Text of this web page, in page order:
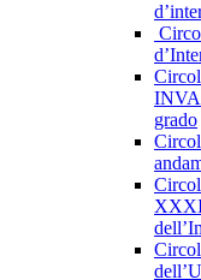
grado
XXXI